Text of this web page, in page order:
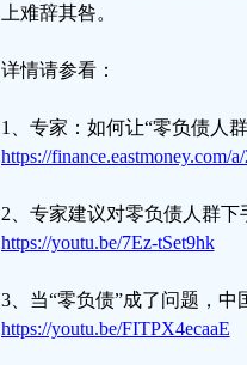
上难辞其咎。
详情请参看：
1、专家：如何让“零负债人
https://finance.eastmoney.com/
2、专家建议对零负债人群
https://youtu.be/7Ez-tSet9hk
3、当“零负债”成了问题，
https://youtu.be/FITPX4ecaaE